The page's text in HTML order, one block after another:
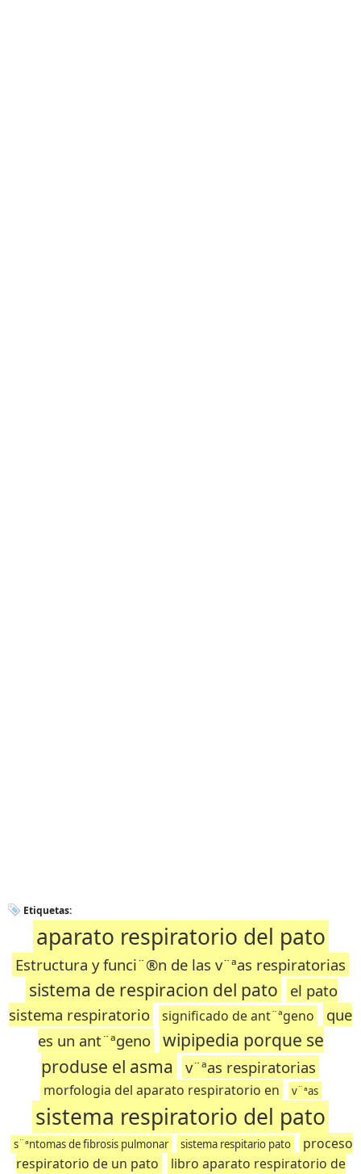
Etiquetas:
aparato respiratorio del pato
Estructura y funci¨®n de las v¨ªas respiratorias
sistema de respiracion del pato
el pato
sistema respiratorio
significado de ant¨ªgeno
que
es un ant¨ªgeno
wipipedia porque se
produse el asma
v¨ªas respiratorias
morfologia del aparato respiratorio en v¨ªas
sistema respiratorio del pato
s¨ªntomas de fibrosis pulmonar sistema respitario pato
proceso
respiratorio de un pato
libro aparato respiratorio de